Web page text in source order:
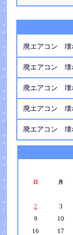
廃エアコン 壊
廃エアコン 壊
廃エアコン 壊
廃エアコン 壊
廃エアコン 壊
日 月
2
3
9
10
16
17